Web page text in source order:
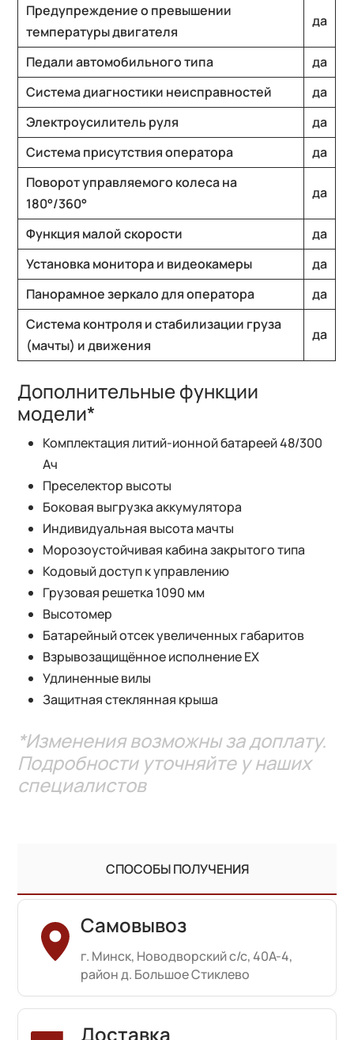
Предупреждение о превышении
температуры двигателя
да
Педали автомобильного типа
да
Система диагностики неисправностей
да
Электроусилитель руля
да
Система присутствия оператора
да
Поворот управляемого колеса на
180°/360°
да
Функция малой скорости
да
Установка монитора и видеокамеры
да
Панорамное зеркало для оператора
да
Система контроля и стабилизации груза
(мачты) и движения
да
Дополнительные функции
модели*
Комплектация литий-ионной батареей 48/300
Ач
Преселектор высоты
Боковая выгрузка аккумулятора
Индивидуальная высота мачты
Морозоустойчивая кабина закрытого типа
Кодовый доступ к управлению
Грузовая решетка 1090 мм
Высотомер
Батарейный отсек увеличенных габаритов
Взрывозащищённое исполнение EX
Удлиненные вилы
Защитная стеклянная крыша
*Изменения возможны за доплату.
Подробности уточняйте у наших
специалистов
СПОСОБЫ ПОЛУЧЕНИЯ
Самовывоз
г. Минск, Новодворский с/с, 40А-4,
район д. Большое Стиклево
Доставка